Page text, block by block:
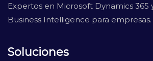
Expertos en Microsoft Dynamics 365
Business Intelligence para empresas.
Soluciones